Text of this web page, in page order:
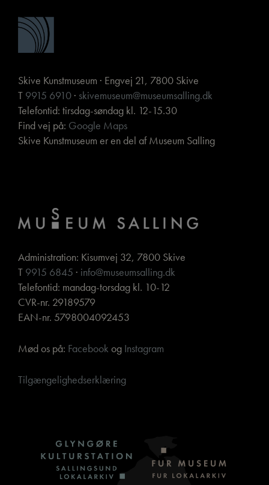
Skive Kunstmuseum · Engvej 21, 7800 Skive
T 9915 6910 · skivemuseum@museumsalling.dk
Telefontid: tirsdag-søndag kl. 12-15.30
Find vej på: Google Maps
Skive Kunstmuseum er en del af Museum Salling
Administration: Kisumvej 32, 7800 Skive
T 9915 6845 · info@museumsalling.dk
Telefontid: mandag-torsdag kl. 10-12
CVR-nr. 29189579
EAN-nr. 5798004092453
Mød os på: Facebook og Instagram
Tilgængelighedserklæring